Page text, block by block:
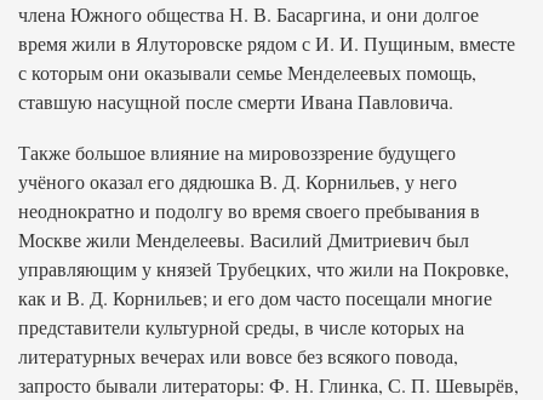
члена Южного общества Н. В. Басаргина, и они долгое
время жили в Ялуторовске рядом с И. И. Пущиным, вместе
с которым они оказывали семье Менделеевых помощь,
ставшую насущной после смерти Ивана Павловича.
Также большое влияние на мировоззрение будущего
учёного оказал его дядюшка В. Д. Корнильев, у него
неоднократно и подолгу во время своего пребывания в
Москве жили Менделеевы. Василий Дмитриевич был
управляющим у князей Трубецких, что жили на Покровке,
как и В. Д. Корнильев; и его дом часто посещали многие
представители культурной среды, в числе которых на
литературных вечерах или вовсе без всякого повода,
запросто бывали литераторы: Ф. Н. Глинка, С. П. Шевырёв,